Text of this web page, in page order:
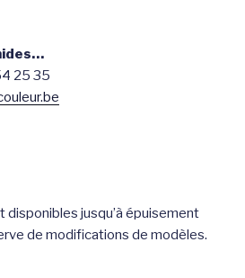
25 35
disponibles jusqu’à épuisement
de modifications de modèles.